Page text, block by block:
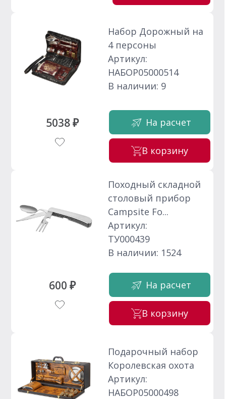
5038 ₽
Набор Дорожный на
4 персоны
Артикул:
НАБОР05000514
В наличии: 9
На расчет
В корзину
600 ₽
Походный складной
столовый прибор
Campsite Fo...
Артикул:
ТУ000439
В наличии: 1524
На расчет
В корзину
Подарочный набор
Королевская охота
Артикул:
НАБОР05000498